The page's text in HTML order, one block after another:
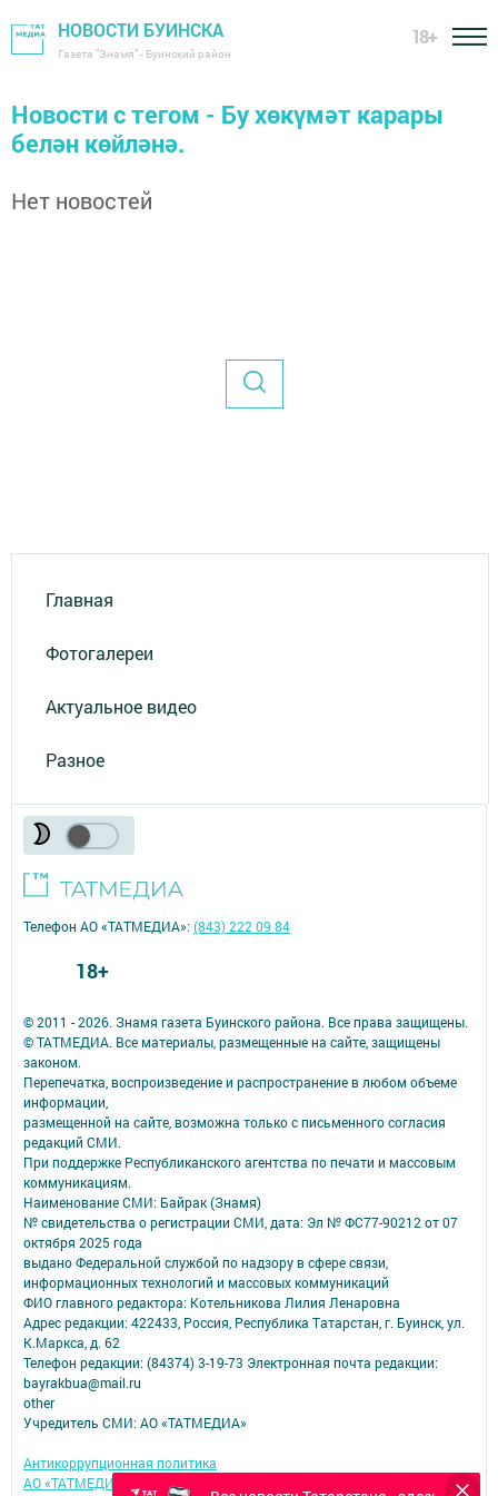
НОВОСТИ БУИНСКА
Газета "Знамя" - Буинский район
18+
Новости с тегом - Бу хөкүмәт карары
белән көйләнә.
Нет новостей
Главная
Фотогалереи
Актуальное видео
Разное
© 2011 - 2026. Знамя газета Буинского района. Все права защищены.
© ТАТМЕДИА. Все материалы, размещенные на сайте, защищены
законом.
Перепечатка, воспроизведение и распространение в любом объеме
информации,
размещенной на сайте, возможна только с письменного согласия
редакций СМИ.
При поддержке Республиканского агентства по печати и массовым
коммуникациям.
Наименование СМИ: Байрак (Знамя)
№ свидетельства о регистрации СМИ, дата: Эл № ФС77-90212 от 07
октября 2025 года
выдано Федеральной службой по надзору в сфере связи,
информационных технологий и массовых коммуникаций
ФИО главного редактора: Котельникова Лилия Ленаровна
Адрес редакции: 422433, Россия, Республика Татарстан, г. Буинск, ул.
К.Маркса, д. 62
Телефон редакции: (84374) 3-19-73 Электронная почта редакции:
bayrakbua@mail.ru
other
Учредитель СМИ: АО «ТАТМЕДИА»
Антикоррупционная политика
АО «ТАТМЕДИА» использует «cookie»
для персонализации сервисов и
Телефон АО «ТАТМЕДИА»:(843) 222 09 84
18+